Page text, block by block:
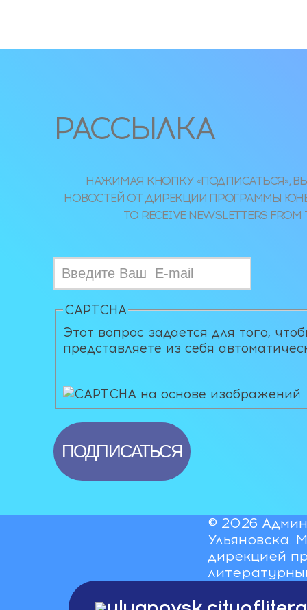
РАССЫЛКА
НАЖИМАЯ КНОПКУ «ПОДПИСАТЬСЯ»,
НОВОСТЕЙ ОТ ДИРЕКЦИИ ПРОГРАММЫ ЮНЕСКО/
TO RECEIVE NEWSLETTERS
CAPTCHA
Этот вопрос задается для того,
представляете из себя
© 2026
Ульяновска.
дирекцией